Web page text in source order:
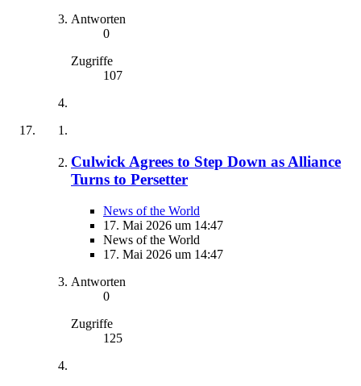
Antworten
0
Zugriffe
107
Culwick Agrees to Step Down as Alliance
Turns to Persetter
News of the World
17. Mai 2026 um 14:47
News of the World
17. Mai 2026 um 14:47
Antworten
0
Zugriffe
125